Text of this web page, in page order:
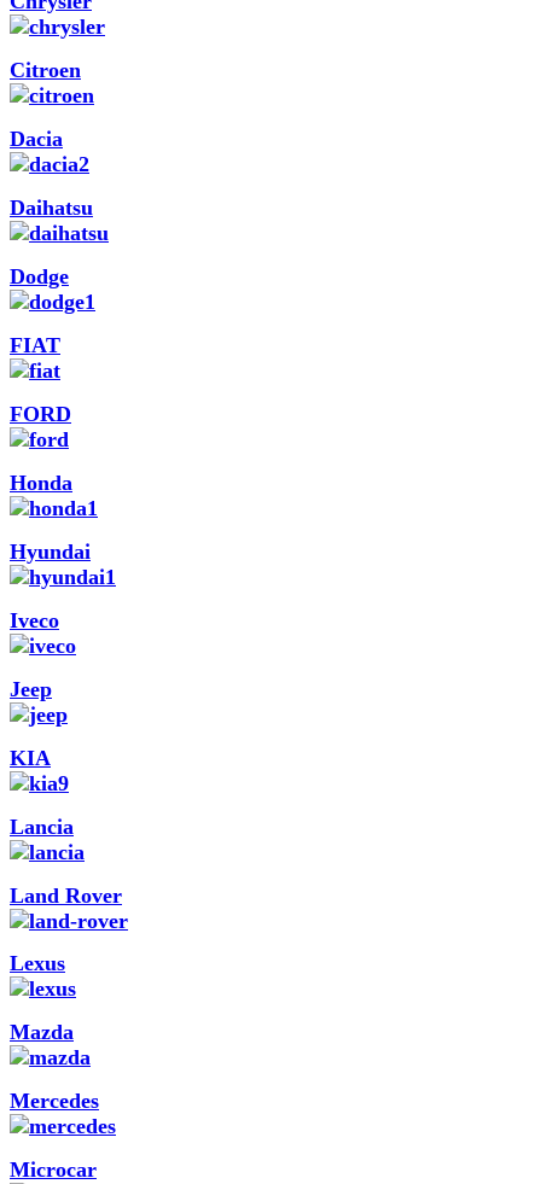
Citroen
Dacia
Daihatsu
Dodge
FIAT
FORD
Honda
Hyundai
Iveco
Jeep
KIA
Lancia
Land Rover
Lexus
Mazda
Mercedes
Microcar